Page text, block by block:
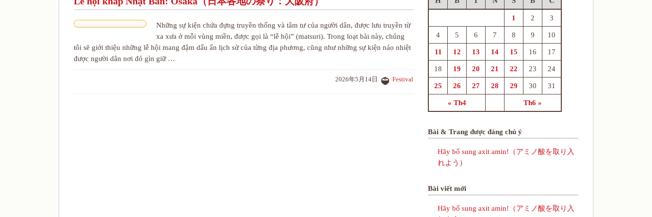
Những sự kiện chứa đựng truyền thống và tâm tư của người dân, được lưu truyền từ
xa xưa ở mỗi vùng miền, được gọi là “lễ hội” (matsuri). Trong loạt bài này, chúng
tôi sẽ giới thiệu những lễ hội mang đậm dấu ấn lịch sử của từng địa phương, cũng như những sự kiện náo nhiệt
được người dân nơi đó gìn giữ …
2026年5月14日 Festival
« Th4 Th6 »
1 2 3
4 5 6 7 8 9 10
11 12 13 14 15 16 17
18 19 20 21 22 23 24
25 26 27 28 29 30 31
Bài & Trang được đáng chú ý
Hãy bổ sung axit amin!（アミノ酸を取り入
れよう）
Bài viết mới
Hãy bổ sung axit amin!（アミノ酸を取り入